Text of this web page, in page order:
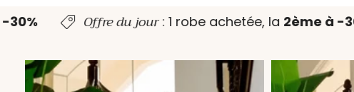
-30% Offre du jour : 1 robe achetée, la2ème à -
PASSER AUX
INFORMATIONS
PRODUITS